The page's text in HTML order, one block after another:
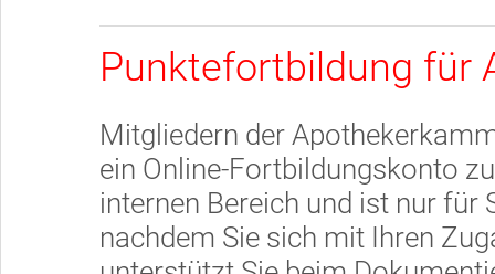
Punktefortbildung für
Mitgliedern der
ein Online-Fortbildungskonto
internen Bereich und ist nur für
nachdem Sie sich mit Ihren